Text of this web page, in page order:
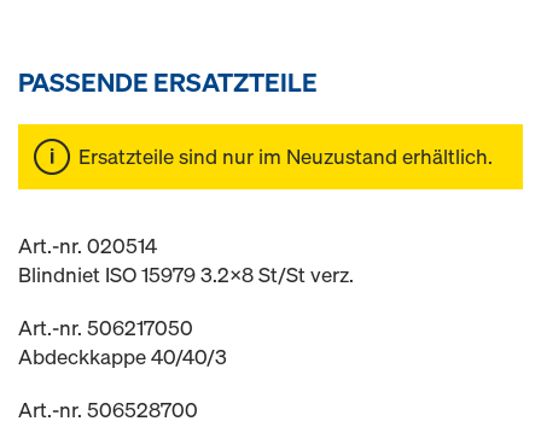
PASSENDE ERSATZTEILE
Ersatzteile sind nur im Neuzustand erhältlich.
Art.-nr. 020514
Blindniet ISO 15979 3.2x8 St/St verz.
Art.-nr. 506217050
Abdeckkappe 40/40/3
Art.-nr. 506528700